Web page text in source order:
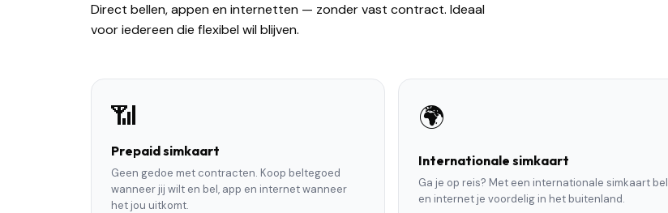
Direct bellen, appen en internetten — zonder vast contract. Ideaal
voor iedereen die flexibel wil blijven.
📶
Prepaid simkaart
Geen gedoe met contracten. Koop beltegoed
wanneer jij wilt en bel, app en internet wanneer
het jou uitkomt.
🌍
Internationale simkaart
Ga je op reis? Met een internationale simkaart bel
en internet je voordelig in het buitenland.